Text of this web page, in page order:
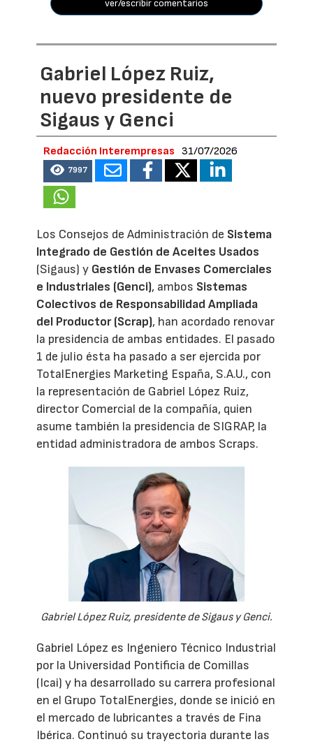
ver/escribir comentarios
Gabriel López Ruiz,
nuevo presidente de
Sigaus y Genci
Redacción Interempresas 31/07/2026
7997
Los Consejos de Administración de Sistema
Integrado de Gestión de Aceites Usados
(Sigaus) y Gestión de Envases Comerciales
e Industriales (Genci), ambos Sistemas
Colectivos de Responsabilidad Ampliada
del Productor (Scrap), han acordado renovar
la presidencia de ambas entidades. El pasado
1 de julio ésta ha pasado a ser ejercida por
TotalEnergies Marketing España, S.A.U., con
la representación de Gabriel López Ruiz,
director Comercial de la compañía, quien
asume también la presidencia de SIGRAP, la
entidad administradora de ambos Scraps.
Gabriel López Ruiz, presidente de Sigaus y Genci.
Gabriel López es Ingeniero Técnico Industrial
por la Universidad Pontificia de Comillas
(Icai) y ha desarrollado su carrera profesional
en el Grupo TotalEnergies, donde se inició en
el mercado de lubricantes a través de Fina
Ibérica. Continuó su trayectoria durante las